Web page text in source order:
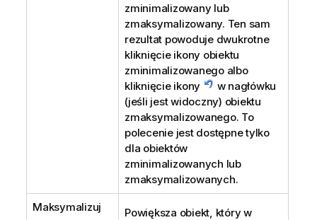
zminimalizowany lub
zmaksymalizowany. Ten sam
rezultat powoduje dwukrotne
kliknięcie ikony obiektu
zminimalizowanego albo
kliknięcie ikony
w nagłówku
(jeśli jest widoczny) obiektu
zmaksymalizowanego. To
polecenie jest dostępne tylko
dla obiektów
zminimalizowanych lub
zmaksymalizowanych.
Maksymalizuj
Powiększa obiekt, który w